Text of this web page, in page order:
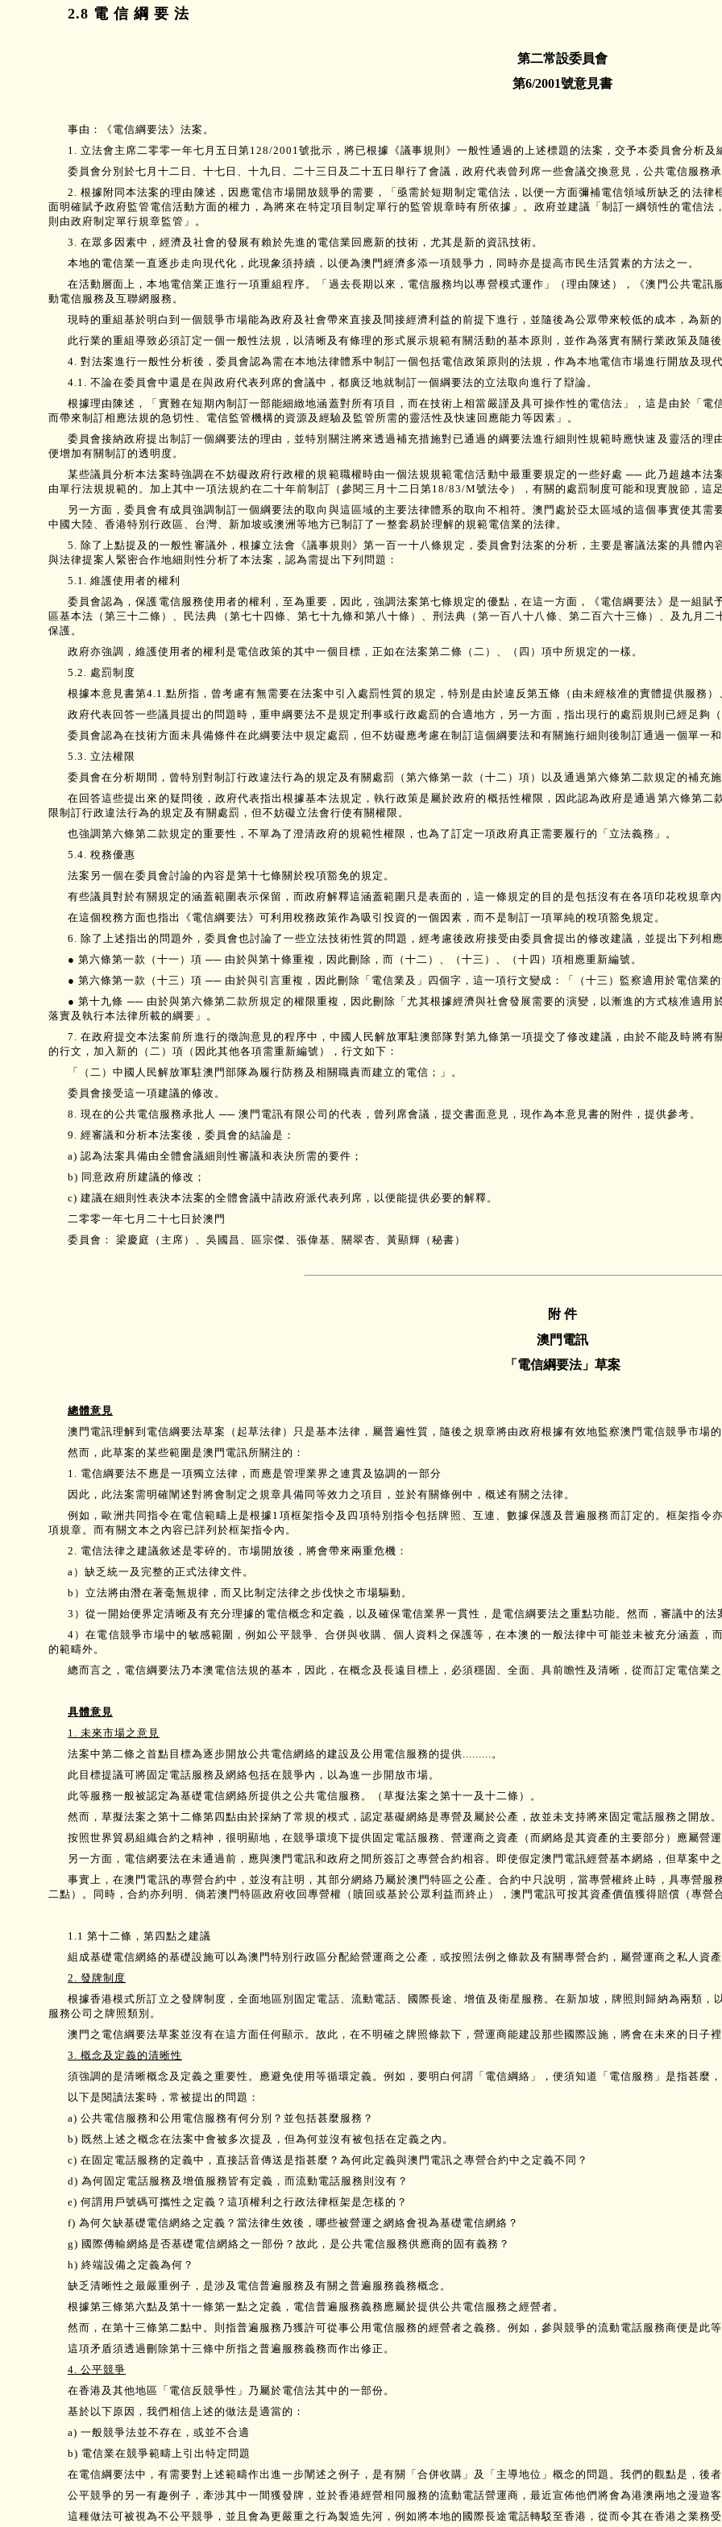
2.8 電 信 綱 要 法
第二常設委員會
第6/2001號意見書
事由：《電信綱要法》法案。
1. 立法會主席二零零一年七月五日第128/2001號批示，將已根據《議事規則》一般性通過的上述標題的法案，交予本委員會分析及
委員會分別於七月十二日、十七日、十九日、二十三日及二十五日舉行了會議，政府代表曾列席一些會議交換意見，公共電信服務
2. 根據附同本法案的理由陳述，因應電信市場開放競爭的需要，「亟需於短期制定電信法，以便一方面彌補電信領域所缺乏的法
面明確賦予政府監管電信活動方面的權力，為將來在特定項目制定單行的監管規章時有所依據」。政府並建議「制訂一綱領性的電信
則由政府制定單行規章監管」。
3. 在眾多因素中，經濟及社會的發展有賴於先進的電信業回應新的技術，尤其是新的資訊技術。
本地的電信業一直逐步走向現代化，此現象須持續，以便為澳門經濟多添一項競爭力，同時亦是提高市民生活質素的方法之一。
在活動層面上，本地電信業正進行一項重組程序。「過去長期以來，電信服務均以專營模式運作」（理由陳述），《澳門公共電
動電信服務及互聯網服務。
現時的重組基於明白到一個競爭市場能為政府及社會帶來直接及間接經濟利益的前提下進行，並隨後為公眾帶來較低的成本，為新
此行業的重組導致必須訂定一個一般性法規，以清晰及有條理的形式展示規範有關活動的基本原則，並作為落實有關行業政策及隨
4. 對法案進行一般性分析後，委員會認為需在本地法律體系中制訂一個包括電信政策原則的法規，作為本地電信市場進行開放及現
4.1. 不論在委員會中還是在與政府代表列席的會議中，都廣泛地就制訂一個綱要法的立法取向進行了辯論。
根據理由陳述，「實難在短期內制訂一部能細緻地涵蓋對所有項目，而在技術上相當嚴謹及具可操作性的電信法」，這是由於「
而帶來制訂相應法規的急切性、電信監管機構的資源及經驗及監管所需的靈活性及快速回應能力等因素」。
委員會接納政府提出制訂一個綱要法的理由，並特別關注將來透過補充措施對已通過的綱要法進行細則性規範時應快速及靈活的
便增加有關制訂的透明度。
某些議員分析本法案時強調在不妨礙政府行政權的規範職權時由一個法規規範電信活動中最重要規定的一些好處 ── 此乃超越本
由單行法規規範的。加上其中一項法規約在二十年前制訂（參閱三月十二日第18/83/M號法令），有關的處罰制度可能和現實脫節，這
另一方面，委員會有成員強調制訂一個綱要法的取向與這區域的主要法律體系的取向不相符。澳門處於亞太區域的這個事實使其
中國大陸、香港特別行政區、台灣、新加坡或澳洲等地方已制訂了一整套易於理解的規範電信業的法律。
5. 除了上點提及的一般性審議外，根據立法會《議事規則》第一百一十八條規定，委員會對法案的分析，主要是審議法案的具體內
與法律提案人緊密合作地細則性分析了本法案，認為需提出下列問題：
5.1. 維護使用者的權利
委員會認為，保護電信服務使用者的權利，至為重要，因此，強調法案第七條規定的優點，在這一方面，《電信綱要法》是一組
區基本法（第三十二條）、民法典（第七十四條、第七十九條和第八十條）、刑法典（第一百八十八條、第二百六十三條）、及九月
保護。
政府亦強調，維護使用者的權利是電信政策的其中一個目標，正如在法案第二條（二）、（四）項中所規定的一樣。
5.2. 處罰制度
根據本意見書第4.1.點所指，曾考慮有無需要在法案中引入處罰性質的規定，特別是由於違反第五條（由未經核准的實體提供服務
政府代表回答一些議員提出的問題時，重申綱要法不是規定刑事或行政處罰的合適地方，另一方面，指出現行的處罰規則已經足夠
委員會認為在技術方面未具備條件在此綱要法中規定處罰，但不妨礙應考慮在制訂這個綱要法和有關施行細則後制訂通過一個單一和
5.3. 立法權限
委員會在分析期間，曾特別對制訂行政違法行為的規定及有關處罰（第六條第一款（十二）項）以及通過第六條第二款規定的補充
在回答這些提出來的疑問後，政府代表指出根據基本法規定，執行政策是屬於政府的概括性權限，因此認為政府是通過第六條第
限制訂行政違法行為的規定及有關處罰，但不妨礙立法會行使有關權限。
也強調第六條第二款規定的重要性，不單為了澄清政府的規範性權限，也為了訂定一項政府真正需要履行的「立法義務」。
5.4. 稅務優惠
法案另一個在委員會討論的內容是第十七條關於稅項豁免的規定。
有些議員對於有關規定的涵蓋範圍表示保留，而政府解釋這涵蓋範圍只是表面的，這一條規定的目的是包括沒有在各項印花稅規章
在這個稅務方面也指出《電信綱要法》可利用稅務政策作為吸引投資的一個因素，而不是制訂一項單純的稅項豁免規定。
6. 除了上述指出的問題外，委員會也討論了一些立法技術性質的問題，經考慮後政府接受由委員會提出的修改建議，並提出下列相
● 第六條第一款（十一）項 ── 由於與第十條重複，因此刪除，而（十二）、（十三）、（十四）項相應重新編號。
● 第六條第一款（十三）項 ── 由於與引言重複，因此刪除「電信業及」四個字，這一項行文變成：「（十三）監察適用於電信業
● 第十九條 ── 由於與第六條第二款所規定的權限重複，因此刪除「尤其根據經濟與社會發展需要的演變，以漸進的方式核准適用
落實及執行本法律所載的綱要」。
7. 在政府提交本法案前所進行的徵詢意見的程序中，中國人民解放軍駐澳部隊對第九條第一項提交了修改建議，由於不能及時將
的行文，加入新的（二）項（因此其他各項需重新編號），行文如下：
「（二）中國人民解放軍駐澳門部隊為履行防務及相關職責而建立的電信；」。
委員會接受這一項建議的修改。
8. 現在的公共電信服務承批人 ── 澳門電訊有限公司的代表，曾列席會議，提交書面意見，現作為本意見書的附件，提供參考。
9. 經審議和分析本法案後，委員會的結論是：
a) 認為法案具備由全體會議細則性審議和表決所需的要件；
b) 同意政府所建議的修改；
c) 建議在細則性表決本法案的全體會議中請政府派代表列席，以便能提供必要的解釋。
二零零一年七月二十七日於澳門
委員會： 梁慶庭（主席）、吳國昌、區宗傑、張偉基、關翠杏、黃顯輝（秘書）
附 件
澳門電訊
「電信綱要法」草案
總體意見
澳門電訊理解到電信綱要法草案（起草法律）只是基本法律，屬普遍性質，隨後之規章將由政府根據有效地監察澳門電信競爭市場的
然而，此草案的某些範圍是澳門電訊所關注的：
1. 電信綱要法不應是一項獨立法律，而應是管理業界之連貫及協調的一部分
因此，此法案需明確闡述對將會制定之規章具備同等效力之項目，並於有關條例中，概述有關之法律。
例如，歐洲共同指令在電信範疇上是根據1項框架指令及四項特別指令包括牌照、互連、數據保護及普遍服務而訂定的。框架指
項規章。而有關文本之內容已詳列於框架指令內。
2. 電信法律之建議敘述是零碎的。市場開放後，將會帶來兩重危機：
a）缺乏統一及完整的正式法律文件。
b）立法將由潛在著毫無規律，而又比制定法律之步伐快之市場驅動。
3）從一開始便界定清晰及有充分理據的電信概念和定義，以及確保電信業界一貫性，是電信綱要法之重點功能。然而，審議中的法
4）在電信競爭市場中的敏感範圍，例如公平競爭、合併與收購、個人資料之保護等，在本澳的一般法律中可能並未被充分涵蓋，
的範疇外。
總而言之，電信綱要法乃本澳電信法規的基本，因此，在概念及長遠目標上，必須穩固、全面、具前瞻性及清晰，從而訂定電信業之
具體意見
1. 未來市場之意見
法案中第二條之首點目標為逐步開放公共電信網絡的建設及公用電信服務的提供.........。
此目標提議可將固定電話服務及網絡包括在競爭內，以為進一步開放市場。
此等服務一般被認定為基礎電信網絡所提供之公共電信服務。（草擬法案之第十一及十二條）。
然而，草擬法案之第十二條第四點由於採納了常規的模式，認定基礙網絡是專營及屬於公產，故並未支持將來固定電話服務之開放。
按照世界貿易組織合約之精神，很明顯地，在競爭環境下提供固定電話服務、營運商之資產（而網絡是其資產的主要部分）應屬營
另一方面，電信網要法在未通過前，應與澳門電訊和政府之間所簽訂之專營合約相容。即使假定澳門電訊經營基本網絡，但草案中
事實上，在澳門電訊的專營合約中，並沒有註明，其部分網絡乃屬於澳門特區之公產。合約中只說明，當專營權終止時，具專營
二點）。同時，合約亦列明、倘若澳門特區政府收回專營權（贖回或基於公眾利益而終止），澳門電訊可按其資產價值獲得賠償（專營
1.1 第十二條，第四點之建議
組成基礎電信網絡的基礎設施可以為澳門特別行政區分配給營運商之公產，或按照法例之條款及有關專營合約，屬營運商之私人資產
2. 發牌制度
根據香港模式所訂立之發牌制度，全面地區別固定電話、流動電話、國際長途、增值及衛星服務。在新加坡，牌照則歸納為兩類
服務公司之牌照類別。
澳門之電信綱要法草案並沒有在這方面任何顯示。故此，在不明確之牌照條款下，營運商能建設那些國際設施，將會在未來的日子裡
3. 概念及定義的清晰性
須強調的是清晰概念及定義之重要性。應避免使用等循環定義。例如，要明白何謂「電信綱絡」，便須知道「電信服務」是指甚麼
以下是閱讀法案時，常被提出的問題：
a) 公共電信服務和公用電信服務有何分別？並包括甚麼服務？
b) 既然上述之概念在法案中會被多次提及，但為何並沒有被包括在定義之內。
c) 在固定電話服務的定義中，直接話音傳送是指甚麼？為何此定義與澳門電訊之專營合約中之定義不同？
d) 為何固定電話服務及增值服務皆有定義，而流動電話服務則沒有？
e) 何謂用戶號碼可攜性之定義？這項權利之行政法律框架是怎樣的？
f) 為何欠缺基礎電信網絡之定義？當法律生效後，哪些被營運之網絡會視為基礎電信網絡？
g) 國際傳輸網絡是否基礎電信網絡之一部份？故此，是公共電信服務供應商的固有義務？
h) 終端設備之定義為何？
缺乏清晰性之最嚴重例子，是涉及電信普遍服務及有關之普遍服務義務概念。
根據第三條第六點及第十一條第一點之定義，電信普遍服務義務應屬於提供公共電信服務之經營者。
然而，在第十三條第二點中。則指普遍服務乃獲許可從事公用電信服務的經營者之義務。例如，參與競爭的流動電話服務商便是此
這項矛盾須透過刪除第十三條中所指之普遍服務義務而作出修正。
4. 公平競爭
在香港及其他地區「電信反競爭性」乃屬於電信法其中的一部份。
基於以下原因，我們相信上述的做法是適當的：
a) 一般競爭法並不存在，或並不合適
b) 電信業在競爭範疇上引出特定問題
在電信綱要法中，有需要對上述範疇作出進一步闡述之例子，是有關「合併收購」及「主導地位」概念的問題。我們的觀點是，後
公平競爭的另一有趣例子，牽涉其中一間獲發牌，並於香港經營相同服務的流動電話營運商，最近宣佈他們將會為港澳兩地之漫遊客
這種做法可被視為不公平競爭，並且會為更嚴重之行為製造先河，例如將本地的國際長途電話轉駁至香港，從而令其在香港之業務受